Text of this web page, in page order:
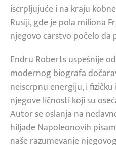
iscrpljujuće i na kraju
Rusiji, gde je pola miliona
njegovo carstvo počelo da
Endru Roberts uspešnije
modernog biografa
neiscrpnu energiju, i
njegove ličnosti koji su
Autor se oslanja na
hiljade Napoleonovih
naše razumevanje